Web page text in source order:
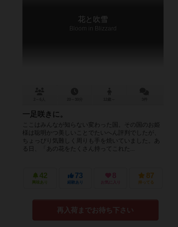
花と吹雪
Bloom in Blizzard
一足咲きに。
ここはみんなが知らない変わった国。その国のお姫
様は聡明かつ美しいことでたいへん評判でしたが、
ちょっぴり気難しく周りも手を焼いていました。あ
る日、「あの花をたくさん持ってこれた...
42
興味あり
73
経験あり
8
お気に入り
87
持ってる
再入荷までお待ち下さい